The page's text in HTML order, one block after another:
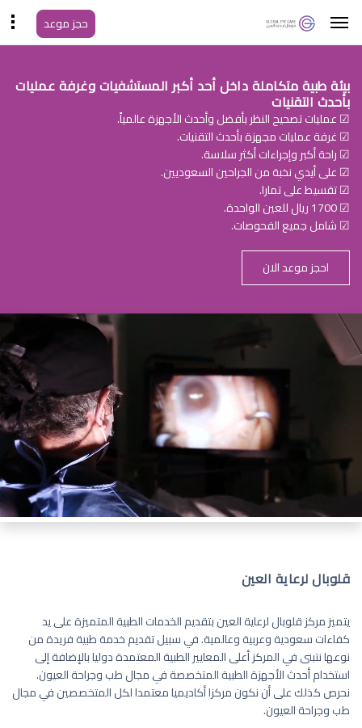
حجز موعد
بيئة طبية متكاملة داخل أحد أكبر المستشفيات وغرفة عمليات
بأحدث التقنيات
☑ عمليات تصحيح النظر بأفضل وأحدث الأجهزة عالمياً.
☑ غرفة عمليات مجهزة بأحدث التقنيات.
☑ راحة أكبر وإجراءات أكثر سلاسة.
☑ على أيدي نخبة من الجراحين السعوديين.
☑ تقسيط على تمارا.
☑ 1700 ريال للعين الواحدة.
☑ شامل جميع الفحوصات.
احجز موعد الان
قلوبال لرعاية العين
يتميز مركز قلوبال لرعاية العين بتقديم الخدمات الطبية المتميزة على يد
كفاءات سعودية وعربية وعالمية. في سبيل تقديم خدمة طبية فريدة من
نوعها نتبنى في المركز أعلى المعايير الطبية المعتمدة دوليا بالإضافة إلى
استخدام أحدث الأجهزة الطبية المتخصصة في مجال طب وجراحة العيون.
نحرص كذلك على أن نكون مركزا أكاديميا معتمدا لكل المتخصصين في مجال
طب وجراحة العيون.